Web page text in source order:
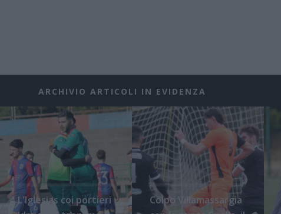
ARCHIVIO ARTICOLI IN EVIDENZA
L'Iglesias coi portieri
Colpo Villamassargia